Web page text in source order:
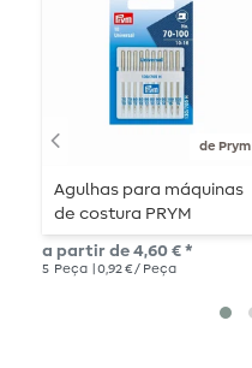
de Prym
Agulhas para máquinas
de costura PRYM
Standard
a partir de 4,60 € *
5 Peça | 0,92 € / Peça